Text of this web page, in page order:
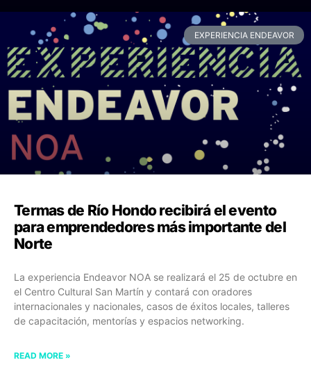
EXPERIENCIA ENDEAVOR
Termas de Río Hondo recibirá el evento
para emprendedores más importante del
Norte
La experiencia Endeavor NOA se realizará el 25 de octubre en
el Centro Cultural San Martín y contará con oradores
internacionales y nacionales, casos de éxitos locales, talleres
de capacitación, mentorías y espacios networking.
READ MORE »